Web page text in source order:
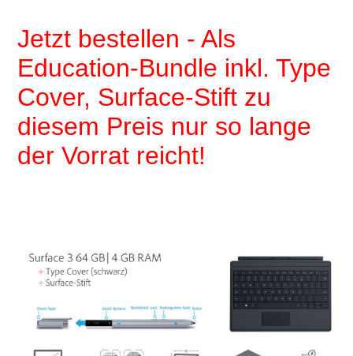
Jetzt bestellen - Als
Education-Bundle inkl. Type
Cover, Surface-Stift zu
diesem Preis nur so lange
der Vorrat reicht!